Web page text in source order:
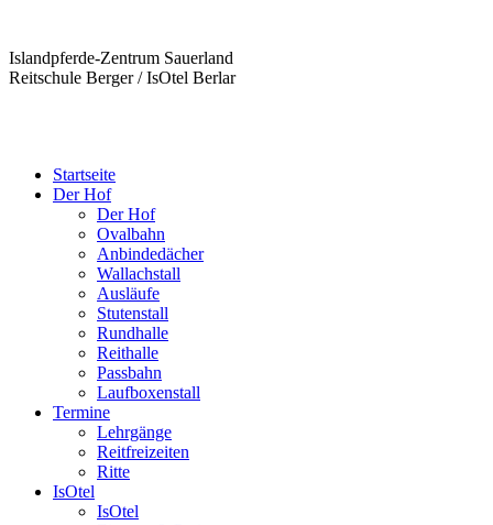
Islandpferde-Zentrum Sauerland
Reitschule Berger / IsOtel Berlar
Startseite
Der Hof
Der Hof
Ovalbahn
Anbindedächer
Wallachstall
Ausläufe
Stutenstall
Rundhalle
Reithalle
Passbahn
Laufboxenstall
Termine
Lehrgänge
Reitfreizeiten
Ritte
IsOtel
IsOtel